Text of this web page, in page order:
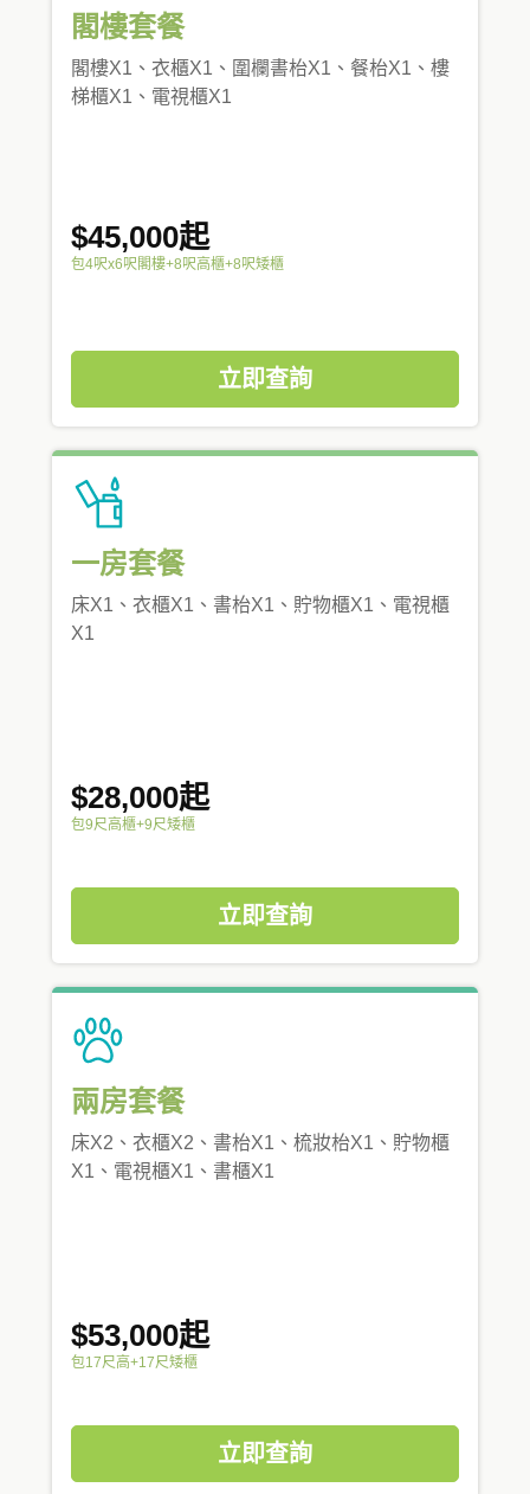
閣樓套餐
閣樓X1、衣櫃X1、圍欄書枱X1、餐枱X1、樓
梯櫃X1、電視櫃X1
$45,000起
包4呎x6呎閣樓+8呎高櫃+8呎矮櫃
立即查詢
一房套餐
床X1、衣櫃X1、書枱X1、貯物櫃X1、電視櫃
X1
$28,000起
包9尺高櫃+9尺矮櫃
立即查詢
兩房套餐
床X2、衣櫃X2、書枱X1、梳妝枱X1、貯物櫃
X1、電視櫃X1、書櫃X1
$53,000起
包17尺高+17尺矮櫃
立即查詢